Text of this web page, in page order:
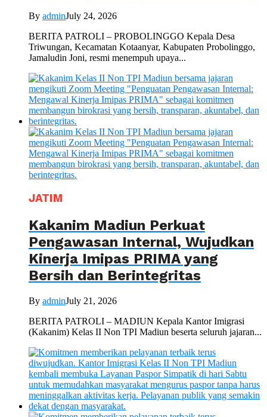
By adminJuly 24, 2026
BERITA PATROLI – PROBOLINGGO Kepala Desa
Triwungan, Kecamatan Kotaanyar, Kabupaten Probolinggo,
Jamaludin Joni, resmi menempuh upaya...
JATIM
Kakanim Madiun Perkuat
Pengawasan Internal, Wujudkan
Kinerja Imipas PRIMA yang
Bersih dan Berintegritas
By adminJuly 21, 2026
BERITA PATROLI – MADIUN Kepala Kantor Imigrasi
(Kakanim) Kelas II Non TPI Madiun beserta seluruh jajaran...